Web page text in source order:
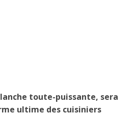
toute-puissante, sera
ultime des cuisiniers